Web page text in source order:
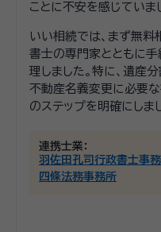
ことに不安を感じていま
いい相続では、まず無料
書士の専門家とともに
理しました。特に、遺産
不動産名義変更に必要な
のステップを明確にしま
連携士業：
羽佐田孔司行政書士事
四條法務事務所